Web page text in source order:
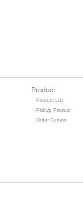
Product
Product List
PickUp Product
Order Curtain